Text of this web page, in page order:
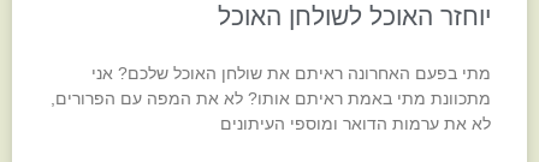
יוחזר האוכל לשולחן האוכל
מתי בפעם האחרונה ראיתם את שולחן האוכל שלכם? אני
מתכוונת מתי באמת ראיתם אותו? לא את המפה עם הפרורים,
לא את ערמות הדואר ומוספי העיתונים